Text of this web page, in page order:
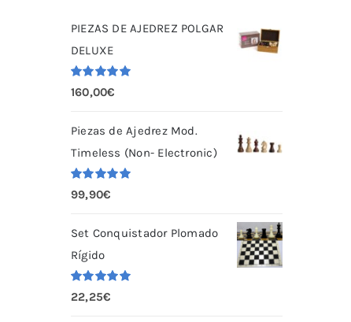
PIEZAS DE AJEDREZ POLGAR
DELUXE
Valorado
con 5.00
160,00€
Piezas de Ajedrez Mod.
Timeless (Non- Electronic)
Valorado
con 5.00
99,90€
Set Conquistador Plomado
Rígido
Valorado
con
5.00
22,25€